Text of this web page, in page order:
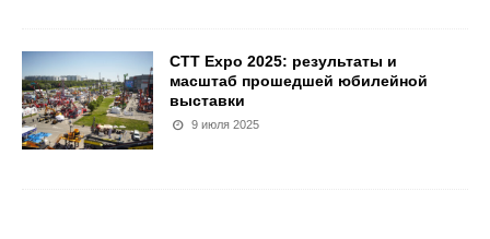
CTT Expo 2025: результаты и
масштаб прошедшей юбилейной
выставки
9 июля 2025